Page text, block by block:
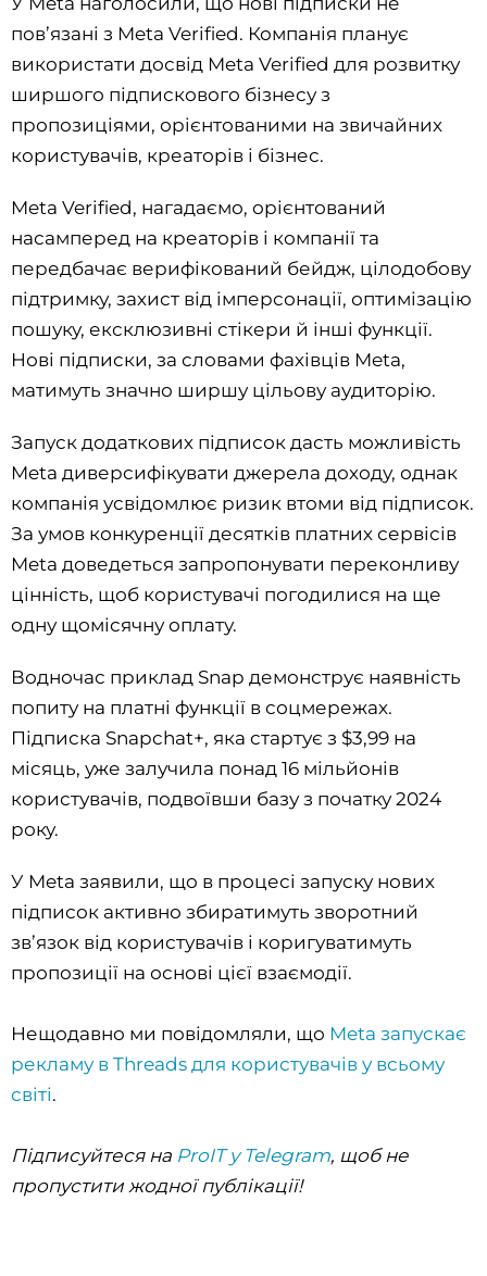
пов’язані з Meta Verified. Компанія планує
використати досвід Meta Verified для розвитку
ширшого підпискового бізнесу з
пропозиціями, орієнтованими на звичайних
користувачів, креаторів і бізнес.
Meta Verified, нагадаємо, орієнтований
насамперед на креаторів і компанії та
передбачає верифікований бейдж, цілодобову
підтримку, захист від імперсонації, оптимізацію
пошуку, ексклюзивні стікери й інші функції.
Нові підписки, за словами фахівців Meta,
матимуть значно ширшу цільову аудиторію.
Запуск додаткових підписок дасть можливість
Meta диверсифікувати джерела доходу, однак
компанія усвідомлює ризик втоми від підписок.
За умов конкуренції десятків платних сервісів
Meta доведеться запропонувати переконливу
цінність, щоб користувачі погодилися на ще
одну щомісячну оплату.
Водночас приклад Snap демонструє наявність
попиту на платні функції в соцмережах.
Підписка Snapchat+, яка стартує з $3,99 на
місяць, уже залучила понад 16 мільйонів
користувачів, подвоївши базу з початку 2024
року.
У Meta заявили, що в процесі запуску нових
підписок активно збиратимуть зворотний
зв’язок від користувачів і коригуватимуть
пропозиції на основі цієї взаємодії.
Нещодавно ми повідомляли, що Meta запускає
рекламу в Threads для користувачів у всьому
світі.
Підписуйтеся на ProIT у Telegram, щоб не
пропустити жодної публікації!